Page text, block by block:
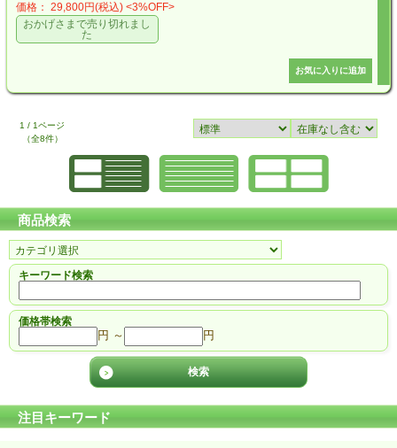
価格： 29,800円(税込) <3%OFF>
おかげさまで売り切れまし
た
1 / 1ページ
（全8件）
商品検索
キーワード検索
価格帯検索
円 ～ 円
注目キーワード